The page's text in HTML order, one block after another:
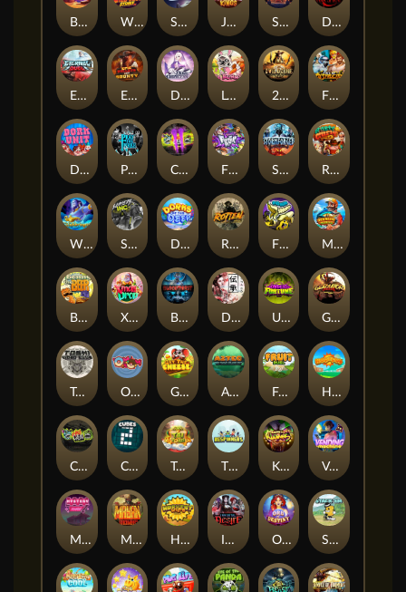
Barrel Bonanza Wild Dojo Strike Space Zoo Junkyard Kings Shadow Strike Dark Spiral
Eternal Duel EPIC BULLETS & BOUNTY Dusk Princess Le Bunny 2 Wild 2 Die Fist Of Destruction
Dork Unit Pray for Three Chaos Crew 2 Fighter Pit Stormforged Rusty & Curly
Wishbringer Slayers Inc Dorks of The Deep Rotten FRKN Bananas Marlin Master
Benny The Beer Xmas Drop Bloodthirst Densho Undead Fortune Gladiator Legends
Toshi Video Club OmNom Get The Cheese Aztec Twist Fruit Duel Hop'n'Pop
Chaos Crew Cubes 2 Tai The Toad The Respinners Klowns Vending Machine
Mystery Motel Mayan Stackways Harvest Wilds Immortal Desire Orb of Destiny Stack'em